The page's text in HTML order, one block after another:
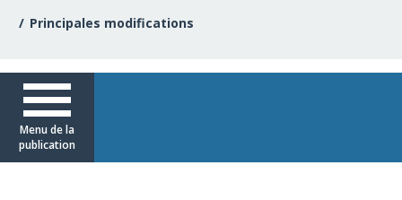
professionnels
la
santé
Principales modifications
Menu de la
publication